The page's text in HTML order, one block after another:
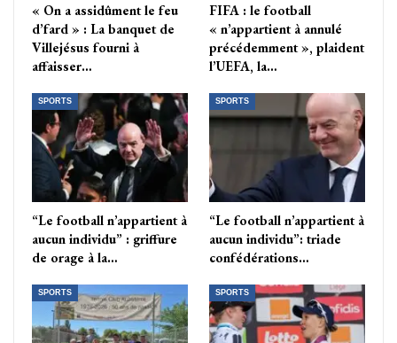
« On a assidûment le feu
d’fard » : La banquet de
Villejésus fourni à
affaisser…
FIFA : le football
« n’appartient à annulé
précédemment », plaident
l’UEFA, la…
SPORTS
“Le football n’appartient à
aucun individu” : griffure
de orage à la…
SPORTS
“Le football n’appartient à
aucun individu”: triade
confédérations…
SPORTS SPORTS